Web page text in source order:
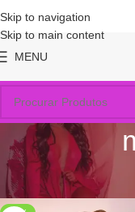
Skip to navigation
Skip to main content
MENU
Início Produtos